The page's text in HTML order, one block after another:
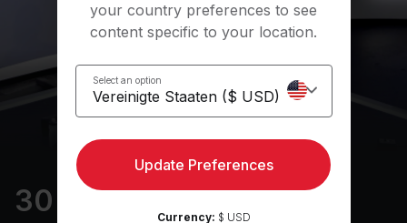
30 min Strength for
your country preferences to see
content specific to your location.
Select an option
Update Preferences
Currency: $ USD